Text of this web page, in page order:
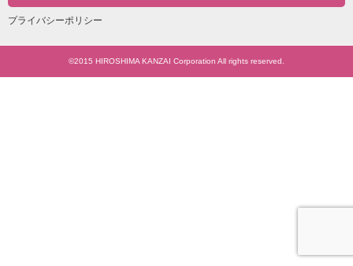
プライバシーポリシー
©2015 HIROSHIMA KANZAI Corporation All rights reserved.